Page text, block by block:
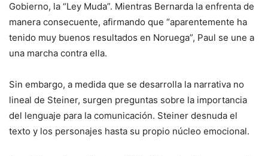
Gobierno, la “Ley Muda”. Mientras Bernarda la enfrenta de
manera consecuente, afirmando que “aparentemente ha
tenido muy buenos resultados en Noruega”, Paul se une a
una marcha contra ella.
Sin embargo, a medida que se desarrolla la narrativa no
lineal de Steiner, surgen preguntas sobre la importancia
del lenguaje para la comunicación. Steiner desnuda el
texto y los personajes hasta su propio núcleo emocional.